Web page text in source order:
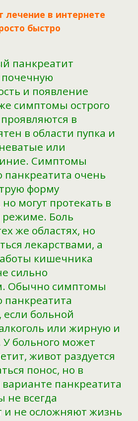
лечение в интернете
быстро
панкреатит
и появление
симптомы острого
в
в области пупка и
или
Симптомы
панкреатита очень
форму
могут протекать в
режиме. Боль
же областях, но
лекарствами, а
кишечника
сильно
Обычно симптомы
панкреатита
если больной
или жирную и
больного может
живот раздуется
понос, но в
панкреатита
не всегда
и не осложняют жизнь